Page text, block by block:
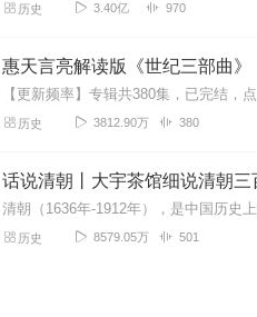
历史 3.40亿 970
惠天言亮解读版《世纪三部曲
历史 3812.90万 380
话说清朝丨大宇茶馆细说清朝
历史 8579.05万 501